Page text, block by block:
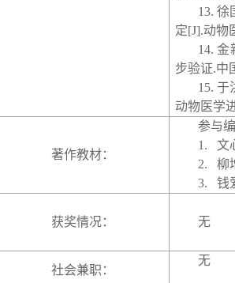
13.徐
定[J].动物
14.金
步验证.中
15. 于
动物医学
著作教材：
参与
1.文
2.柳
3.钱
获奖情况： 无
社会兼职：
无